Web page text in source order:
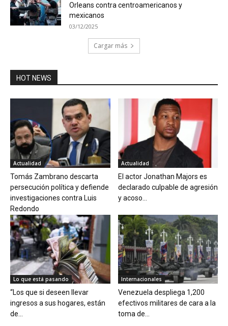
Orleans contra centroamericanos y
mexicanos
03/12/2025
Cargar más
HOT NEWS
Actualidad
Tomás Zambrano descarta
persecución política y defiende
investigaciones contra Luis
Redondo
Actualidad
El actor Jonathan Majors es
declarado culpable de agresión
y acoso...
Lo que está pasando
“Los que si deseen llevar
ingresos a sus hogares, están
de...
Internacionales
Venezuela despliega 1,200
efectivos militares de cara a la
toma de...